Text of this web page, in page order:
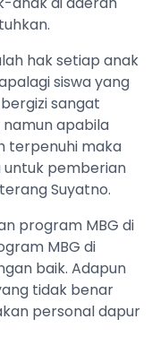
hak setiap anak
siswa yang
sangat
apabila
terpenuhi maka
pemberian
Suyatno.
program MBG di
MBG di
baik. Adapun
tidak benar
personal dapur